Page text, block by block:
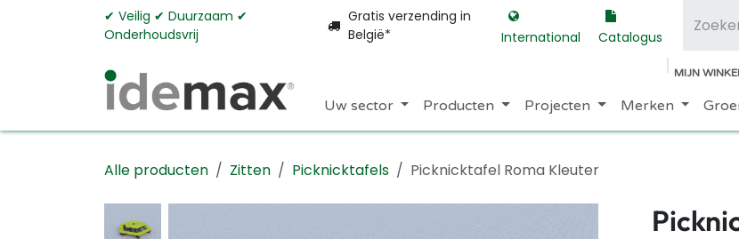
Overslaan naar inhoud✔︎ Veilig ✔︎ Duurzaam ✔︎
Onderhoudsvrij
Gratis verzending in
België*
International Catalogus
MIJN
Uw sector Producten Projecten Merken
Alle producten Zitten Picknicktafels Picknicktafel Roma Kleuter